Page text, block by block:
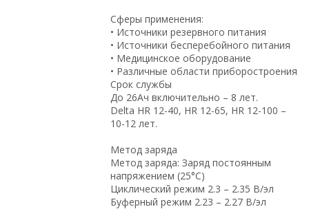
Сферы применения:
• Источники резервного питания
• Источники бесперебойного питания
• Медицинское оборудование
• Различные области приборостроения
Срок службы
До 26Ач включительно – 8 лет.
Delta HR 12-40, HR 12-65, HR 12-100 –
10-12 лет.
Метод заряда
Метод заряда: Заряд постоянным
напряжением (25°С)
Циклический режим 2.3 – 2.35 В/эл
Буферный режим 2.23 – 2.27 В/эл